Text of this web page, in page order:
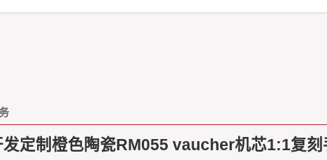
定制橙色陶瓷RM055 vaucher机芯1:1复刻